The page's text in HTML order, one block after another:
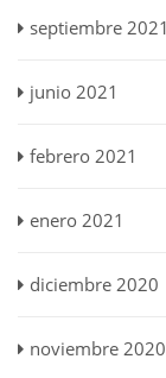
septiembre 2021
junio 2021
febrero 2021
enero 2021
diciembre 2020
noviembre 2020